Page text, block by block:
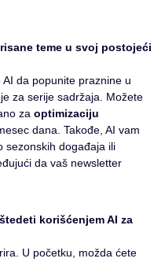
teme u svoj postojeći
da popunite praznine u
za serije sadržaja. Možete
za optimizaciju
dana. Takođe, AI vam
sezonskih događaja ili
da vaš newsletter
korišćenjem AI za
U početku, možda ćete